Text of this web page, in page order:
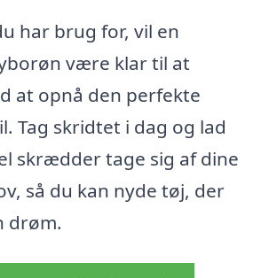
har brug for, vil en
være klar til at
at opnå den perfekte
Tag skridtet i dag og lad
skrædder tage sig af dine
så du kan nyde tøj, der
drøm.